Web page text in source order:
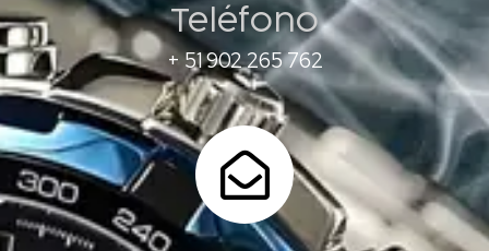
Teléfono
+ 51 902 265 762